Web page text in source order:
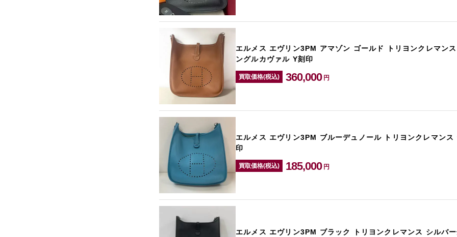
エルメス エヴリン3PM アマゾン ゴールド トリヨンクレマン
ングルカヴァル Y刻印
買取価格(税込) 360,000 円
エルメス エヴリン3PM ブルーデュノール トリヨンクレマンス
印
買取価格(税込) 185,000 円
エルメス エヴリン3PM ブラック トリヨンクレマンス シルバ